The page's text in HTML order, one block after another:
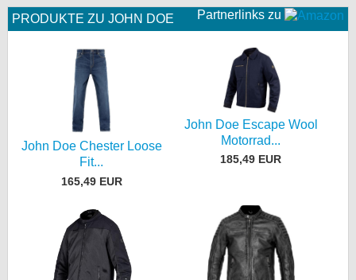
Partnerlinks zu
PRODUKTE ZU JOHN DOE
John Doe Chester Loose
Fit...
165,49 EUR
John Doe Escape Wool
Motorrad...
185,49 EUR